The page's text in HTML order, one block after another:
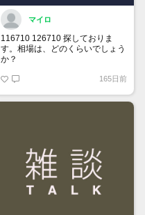
マイロ
116710 126710 探しておりま
す。相場は、どのくらいでしょう
か？
165日前